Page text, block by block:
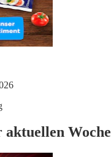
aktuellen Woche